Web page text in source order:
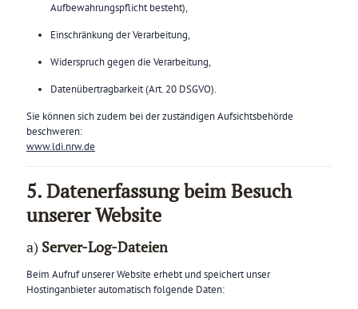
Aufbewahrungspflicht besteht),
Einschränkung der Verarbeitung,
Widerspruch gegen die Verarbeitung,
Datenübertragbarkeit (Art. 20 DSGVO).
Sie können sich zudem bei der zuständigen Aufsichtsbehörde
beschweren:
www.ldi.nrw.de
5. Datenerfassung beim Besuch
unserer Website
a) Server-Log-Dateien
Beim Aufruf unserer Website erhebt und speichert unser
Hostinganbieter automatisch folgende Daten: